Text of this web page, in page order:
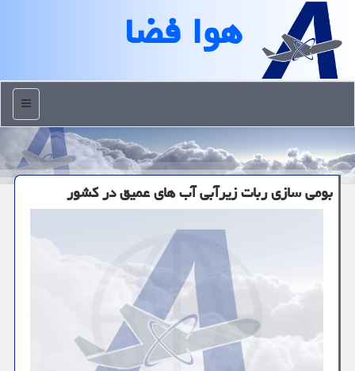
هوا فضا
منو
بومی سازی ربات زیرآبی آب های عمیق در كشور